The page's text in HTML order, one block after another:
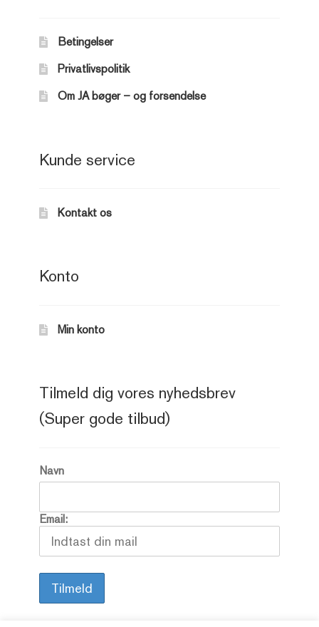
Betingelser
Privatlivspolitik
Om JA bøger – og forsendelse
Kunde service
Kontakt os
Konto
Min konto
Tilmeld dig vores nyhedsbrev
(Super gode tilbud)
Navn
Email: